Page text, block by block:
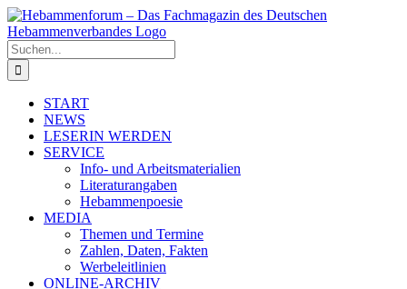
Zum
Inhalt
springen
Suche
nach:
START
NEWS
LESERIN WERDEN
SERVICE
Info- und Arbeitsmaterialien
Literaturangaben
Hebammenpoesie
MEDIA
Themen und Termine
Zahlen, Daten, Fakten
Werbeleitlinien
ONLINE-ARCHIV